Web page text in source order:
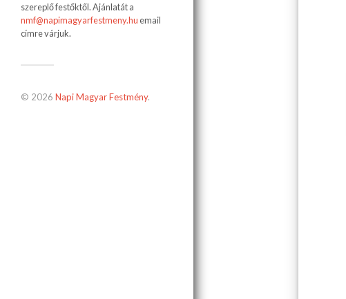
szereplő festőktől. Ajánlatát a
nmf@napimagyarfestmeny.hu email
címre várjuk.
© 2026 Napi Magyar Festmény.